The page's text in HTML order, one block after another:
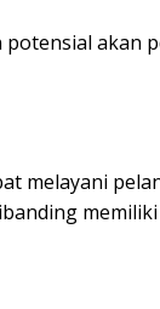
akan
melayani